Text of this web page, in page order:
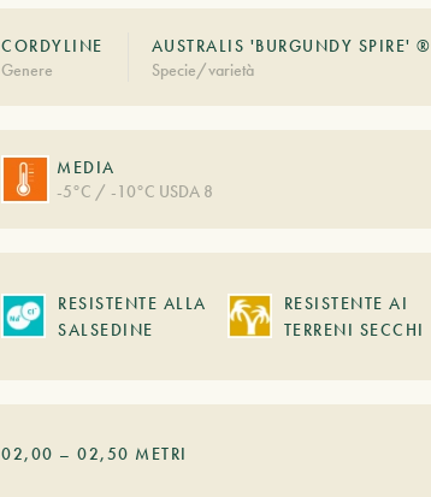
CORDYLINE
Genere
AUSTRALIS 'BURGUNDY SPIRE' ®
Specie/varietà
MEDIA
-5°C / -10°C USDA 8
RESISTENTE ALLA
SALSEDINE
RESISTENTE AI
TERRENI SECCHI
02,00 –02,50 METRI